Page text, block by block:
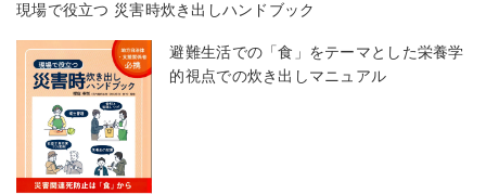
現場で役立つ 災害時炊き出しハンドブック
避難生活での「食」をテーマとした栄養学
的視点での炊き出しマニュアル